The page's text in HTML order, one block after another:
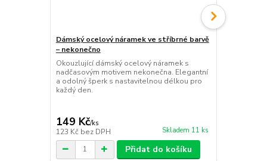
Dámský ocelový náramek ve stříbrné barvě
– nekonečno
Okouzlující dámský ocelový náramek s
nadčasovým motivem nekonečna. Elegantní
a odolný šperk s nastavitelnou délkou pro
každý den.
149 Kč/ks
123 Kč bez DPH Skladem 11 ks
Přidat do košíku